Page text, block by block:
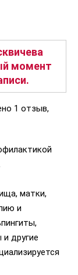
момент
1 отзыв,
матки,
и
другие